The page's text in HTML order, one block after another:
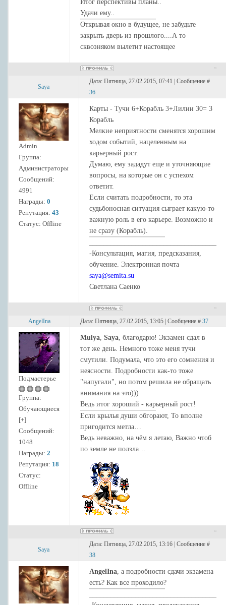
Итог перспективы планы..
Удачи ему..
Открывая окно в будущее, не забудьте
закрыть дверь из прошлого....А то
сквозняком вылетит настоящее
Saya
Дата: Пятница, 27.02.2015, 07:41 | Сообщение #
36
Admin
Группа:
Администраторы
Сообщений:
4991
Награды: 0
Репутация: 43
Статус: Offline
Карты - Тучи 6+Корабль 3+Лилии 30= 3
Корабль
Мелкие неприятности сменятся хорошим
ходом событий, нацеленным на
карьерный рост.
Думаю, ему зададут еще и уточняющие
вопросы, на которые он с успехом
ответит.
Если считать подробности, то эта
судьбоносная ситуация сыграет какую-то
важную роль в его карьере. Возможно и
не сразу (Корабль).
-Консультация, магия, предсказания,
обучение. Электронная почта
saya@semita.su
Светлана Саенко
AngelIna Дата: Пятница, 27.02.2015, 13:05 | Сообщение # 37
Подмастерье
Группа:
Обучающиеся
[+]
Сообщений:
1048
Награды: 2
Репутация: 18
Статус:
Offline
Mulya Saya , благодарю! Экзамен сдал в
тот же день. Немного тоже меня тучи
смутили. Подумала, что это его сомнения и
неясности. Подробности как-то тоже
"напугали", но потом решила не обращать
внимания на это)))
Ведь итог хороший - карьерный рост!
Если крылья души обгорают, То вполне
пригодится метла…
Ведь неважно, на чём я летаю, Важно чтоб
по земле не ползла…
Saya
Дата: Пятница, 27.02.2015, 13:16 | Сообщение #
38
AngelIna , а подробности сдачи экзамена
есть? Как все проходило?